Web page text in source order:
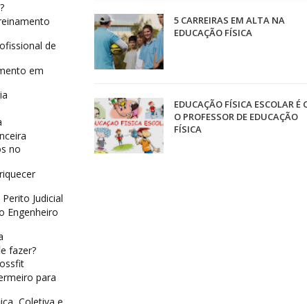
de
em
no
Judicial
Engenheiro
fazer?
para
5 CARREIRAS EM ALTA NA
EDUCAÇÃO FÍSICA
EDUCAÇÃO FÍSICA ESCOLAR É
O PROFESSOR DE EDUCAÇÃO
FÍSICA